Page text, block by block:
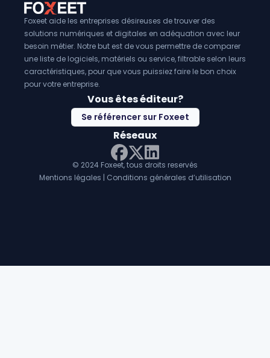
Foxeet aide les entreprises désireuses de trouver des
solutions numériques et digitales en adéquation avec leur
besoin métier. Notre but est de vous permettre de comparer
une liste de logiciels, matériels ou service, filtrable selon leurs
caractéristiques, pour que vous puissiez faire le bon choix
pour votre entreprise.
Vous êtes éditeur?
Se référencer sur Foxeet
Réseaux
Facebook
Twitter X
LinkedIn
© 2024 Foxeet, tous droits reservés
Mentions légales | Conditions générales d’utilisation